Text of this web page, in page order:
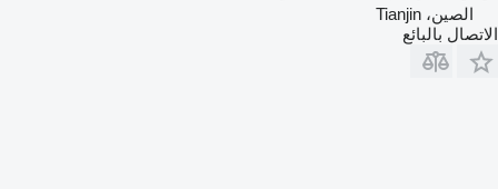
الصين، Tianjin
الاتصال بالبائع